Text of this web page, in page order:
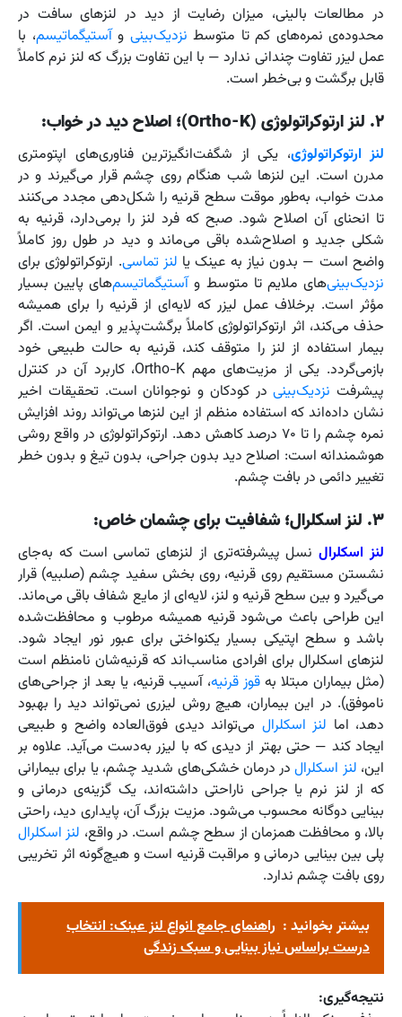
در مطالعات بالینی، میزان رضایت از دید در لنزهای سافت در
محدوده‌ی نمره‌های کم تا متوسط نزدیک‌بینی وآستیگماتیسم، با
عمل لیزر تفاوت چندانی ندارد — با این تفاوت بزرگ که لنز نرم کاملاً
قابل برگشت و بی‌خطر است.
۲. لنز ارتوکراتولوژی (Ortho-K)؛ اصلاح دید در خواب:
لنز ارتوکراتولوژی، یکی از شگفت‌انگیزترین فناوری‌های اپتومتری
مدرن است. این لنزها شب هنگام روی چشم قرار می‌گیرند و در
مدت خواب، به‌طور موقت سطح قرنیه را شکل‌دهی مجدد می‌کنند
تا انحنای آن اصلاح شود. صبح که فرد لنز را برمی‌دارد، قرنیه به
شکلی جدید و اصلاح‌شده باقی می‌ماند و دید در طول روز کاملاً
واضح است — بدون نیاز به عینک یا لنز تماسی. ارتوکراتولوژی برای
نزدیک‌بینی‌های ملایم تا متوسط وآستیگماتیسم‌های پایین بسیار
مؤثر است. برخلاف عمل لیزر که لایه‌ای از قرنیه را برای همیشه
حذف می‌کند، اثر ارتوکراتولوژی کاملاً برگشت‌پذیر و ایمن است. اگر
بیمار استفاده از لنز را متوقف کند، قرنیه به حالت طبیعی خود
بازمی‌گردد. یکی از مزیت‌های مهم Ortho-K، کاربرد آن در کنترل
پیشرفت نزدیک‌بینیدر کودکان و نوجوانان است. تحقیقات اخیر
نشان داده‌اند که استفاده منظم از این لنزها می‌تواند روند افزایش
نمره چشم را تا ۷۰ درصد کاهش دهد. ارتوکراتولوژی در واقع روشی
هوشمندانه است: اصلاح دید بدون جراحی، بدون تیغ و بدون خطر
تغییر دائمی در بافت چشم.
۳. لنز اسکلرال؛ شفافیت برای چشمان خاص:
لنز اسکلرالنسل پیشرفته‌تری از لنزهای تماسی است که به‌جای
نشستن مستقیم روی قرنیه، روی بخش سفید چشم (صلبیه) قرار
می‌گیرد و بین سطح قرنیه و لنز، لایه‌ای از مایع شفاف باقی می‌ماند.
این طراحی باعث می‌شود قرنیه همیشه مرطوب و محافظت‌شده
باشد و سطح اپتیکی بسیار یکنواختی برای عبور نور ایجاد شود.
لنزهای اسکلرال برای افرادی مناسب‌اند که قرنیه‌شان نامنظم است
(مثل بیماران مبتلا به قوز قرنیه، آسیب قرنیه، یا بعد از جراحی‌های
ناموفق). در این بیماران، هیچ روش لیزری نمی‌تواند دید را بهبود
دهد، اما لنز اسکلرال می‌تواند دیدی فوق‌العاده واضح و طبیعی
ایجاد کند — حتی بهتر از دیدی که با لیزر به‌دست می‌آید. علاوه بر
این، لنز اسکلرالدر درمان خشکی‌های شدید چشم، یا برای بیمارانی
که از لنز نرم یا جراحی ناراحتی داشته‌اند، یک گزینه‌ی درمانی و
بینایی دوگانه محسوب می‌شود. مزیت بزرگ آن، پایداری دید، راحتی
بالا، و محافظت همزمان از سطح چشم است. در واقع، لنز اسکلرال
پلی بین بینایی درمانی و مراقبت قرنیه است و هیچ‌گونه اثر تخریبی
روی بافت چشم ندارد.
بیشتر بخوانید : راهنمای جامع انواع لنز عینک: انتخاب
درست براساس نیاز بینایی و سبک زندگی
نتیجه‌گیری: